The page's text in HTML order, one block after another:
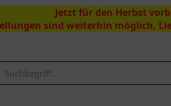
Jetzt für den Herbst
sind weiterhin möglich,